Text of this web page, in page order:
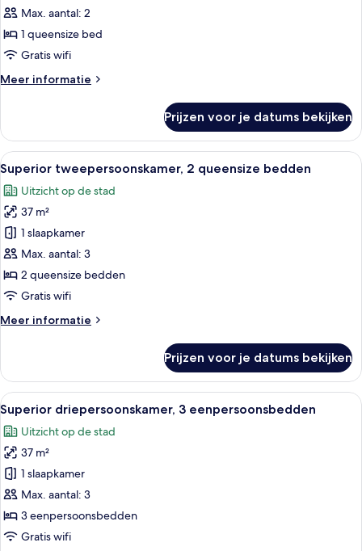
queensize
bed,
toegankelijk
mindervaliden
Max. aantal: 2
1 queensize bed
Gratis wifi
Meer informatie
Meer
tweepersoonskamer,
queensize
bed,
toegankelijk
voor
mindervaliden
Prijzen voor je datums bekijken
Alle
foto's
voor
Superior
tweepersoonskamer,
2
queensize
bedden
Een hotelkamer met twee bedden,
7
Superior tweepersoonskamer, 2 queensize bedden
Uitzicht op de stad
37 m²
1 slaapkamer
Max. aantal: 3
2 queensize bedden
Gratis wifi
Meer informatie
Meer
tweepersoonskamer,
queensize
bedden
Prijzen voor je datums bekijken
Alle
foto's
voor
Superior
driepersoonskamer,
3
eenpersoonsbedden
laden
Een hotelkamer met twee bedden,
6
Superior driepersoonskamer, 3 eenpersoonsbedden
Uitzicht op de stad
37 m²
1 slaapkamer
Max. aantal: 3
3 eenpersoonsbedden
Gratis wifi